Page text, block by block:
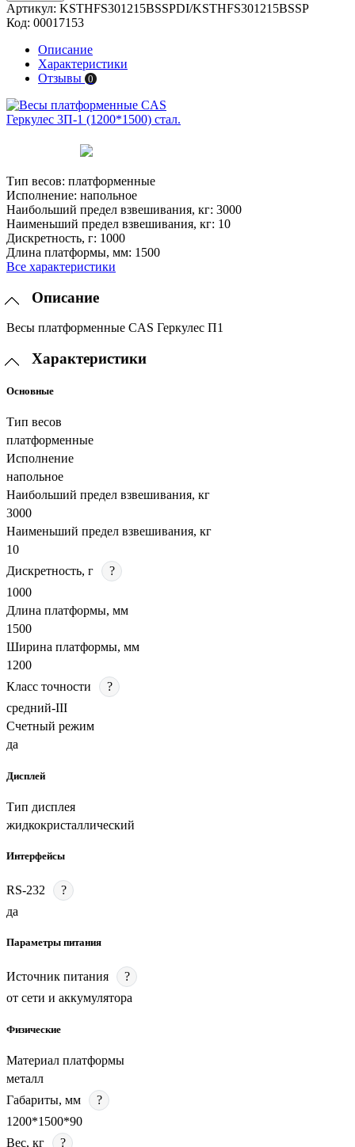
Артикул: KSTHFS301215BSSPDI/KSTHFS301215BSSP
Код: 00017153
Описание
Характеристики
Отзывы 0
Тип весов: платформенные
Исполнение: напольное
Наибольший предел взвешивания, кг: 3000
Наименьший предел взвешивания, кг: 10
Дискретность, г: 1000
Длина платформы, мм: 1500
Все характеристики
Описание
Весы платформенные CAS Геркулес П1
Характеристики
Основные
Тип весов
платформенные
Исполнение
напольное
Наибольший предел взвешивания, кг
3000
Наименьший предел взвешивания, кг
10
Дискретность, г
?
1000
Длина платформы, мм
1500
Ширина платформы, мм
1200
Класс точности
?
средний-III
Счетный режим
да
Дисплей
Тип дисплея
жидкокристаллический
Интерфейсы
RS-232
?
да
Параметры питания
Источник питания
?
от сети и аккумулятора
Физические
Материал платформы
металл
Габариты, мм
?
1200*1500*90
Вес, кг
?